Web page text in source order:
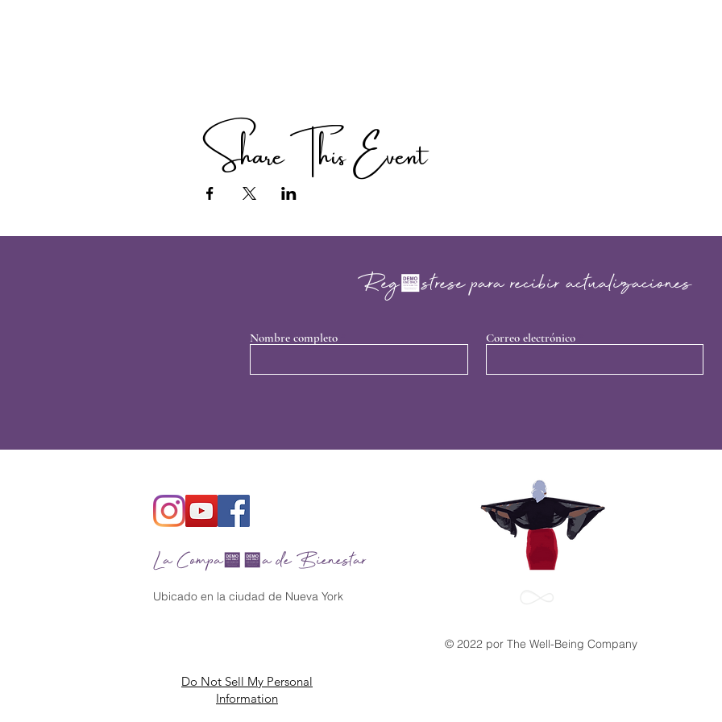
Share This Event
Regístrese para recibir actualizaciones
Nombre completo Correo electrónico
La Compañía de Bienestar
Ubicado en la ciudad de Nueva York
© 2022 por The Well-Being Company
Do Not Sell My Personal
Information